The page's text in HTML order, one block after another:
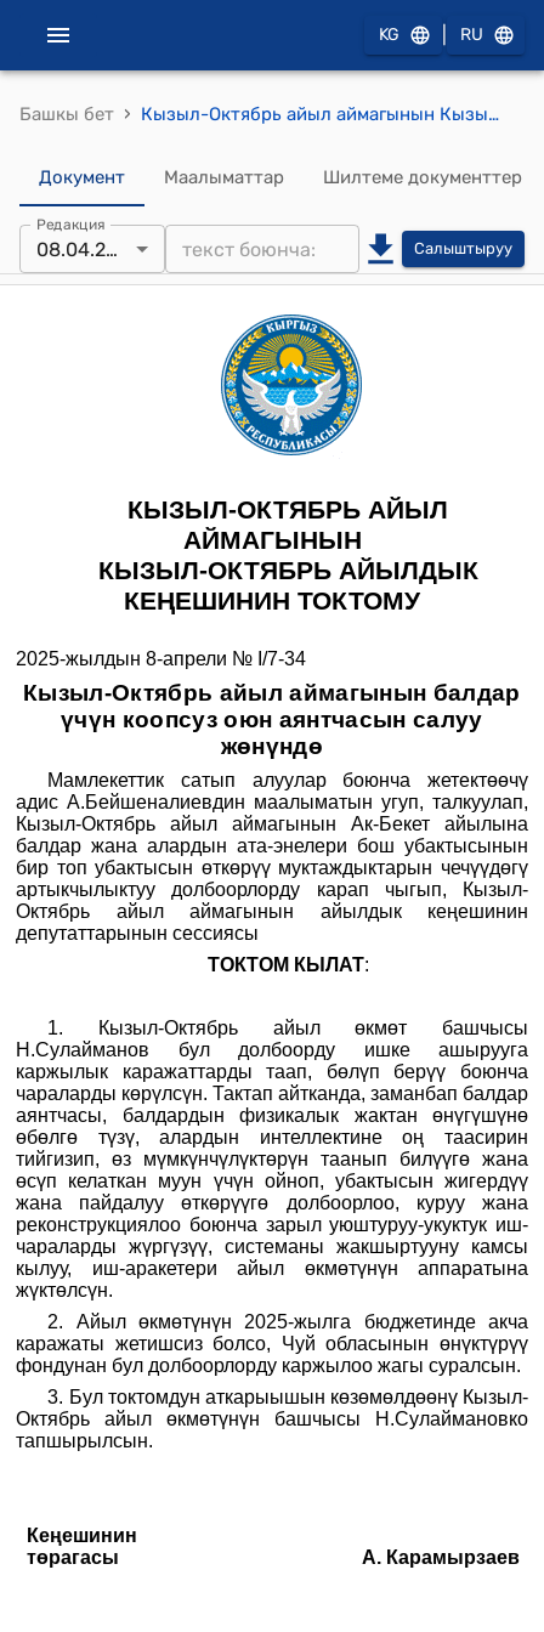
KG RU
Башкы бет › Кызыл-Октябрь айыл аймагынын Кызыл-Октябрь айылдык кеңешинин 2025-жылдын 8-апрелиндеги № I/7-34 "Кызыл-Октябрь айыл аймагынын балдар үчүн коопсуз оюн аянтчасын салуу жөнүндө" токтому
Документ Маалыматтар Шилтеме документтер
Редакция
08.04.2025 Салыштыруу